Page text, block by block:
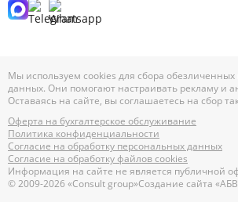
Мы используем cookies для сбора
данных. Они помогают настраивать рекламу и
Оставаясь на сайте, вы соглашаетесь на сбор
Оферта на бухгалтерское обслуживание
Политика конфиденциальности
Согласие на обработку персональных данных
Согласие на обработку файлов cookies
Информация на сайте не является публичной
© 2009-2026 «Consult group»Создание сайта